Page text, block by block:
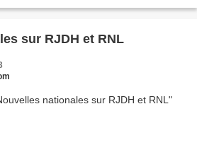
sur RJDH et RNL